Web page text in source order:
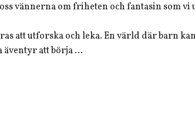
vännerna om friheten och fantasin som vi
att utforska och leka. En värld där barn
att börja ...